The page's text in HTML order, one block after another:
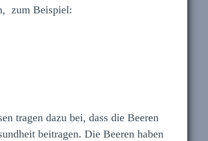
zum Beispiel:
tragen dazu bei, dass die Beeren
beitragen. Die Beeren haben